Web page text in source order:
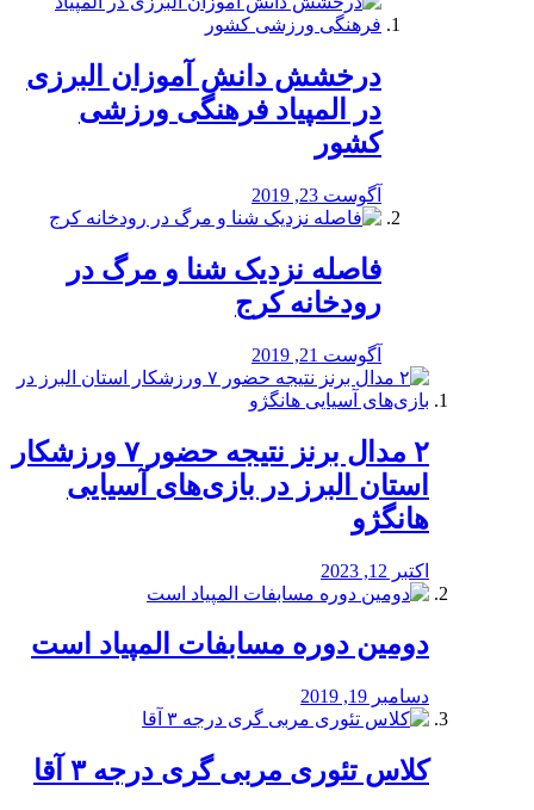
درخشش دانش آموزان البرزی
در المپیاد فرهنگی ورزشی
کشور
آگوست 23, 2019
️فاصله نزدیک شنا و مرگ در
رودخانه کرج
آگوست 21, 2019
۲ مدال برنز نتیجه حضور ۷ ورزشکار
استان البرز در بازی‌های آسیایی
هانگژو
اکتبر 12, 2023
دومین دوره مسابفات المپیاد است
دسامبر 19, 2019
کلاس تئوری مربی گری درجه ۳ آقا